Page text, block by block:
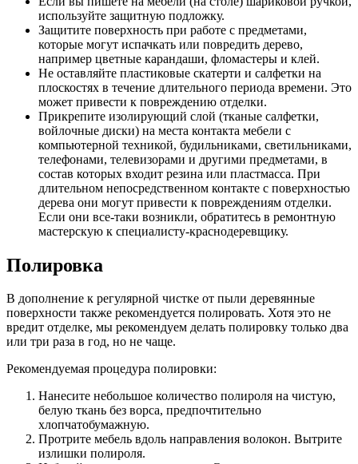
используйте защитную подложку.
Защитите поверхность при работе с предметами,
которые могут испачкать или повредить дерево,
например цветные карандаши, фломастеры и клей.
Не оставляйте пластиковые скатерти и салфетки на
плоскостях в течение длительного периода времени. Это
может привести к повреждению отделки.
Прикрепите изолирующий слой (тканые салфетки,
войлочные диски) на места контакта мебели с
компьютерной техникой, будильниками, светильниками,
телефонами, телевизорами и другими предметами, в
состав которых входит резина или пластмасса. При
длительном непосредственном контакте с поверхностью
дерева они могут привести к повреждениям отделки.
Если они все-таки возникли, обратитесь в ремонтную
мастерскую к специалисту-краснодеревщику.
Полировка
В дополнение к регулярной чистке от пыли деревянные
поверхности также рекомендуется полировать. Хотя это не
вредит отделке, мы рекомендуем делать полировку только два
или три раза в год, но не чаще.
Рекомендуемая процедура полировки:
Нанесите небольшое количество полироля на чистую,
белую ткань без ворса, предпочтительно
хлопчатобумажную.
Протрите мебель вдоль направления волокон. Вытрите
излишки полироля.